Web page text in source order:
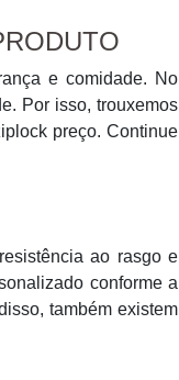
e comidade. No
Por isso, trouxemos
preço. Continue
ao rasgo e
conforme a
também existem